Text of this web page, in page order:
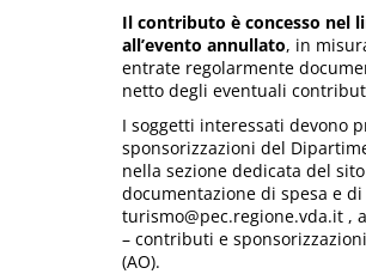
Il contributo è concesso nel
all’evento annullato, in
entrate regolarmente
netto degli eventuali
I soggetti interessati devono
sponsorizzazioni del
nella sezione dedicata del
documentazione di spesa e
turismo@pec.regione.vda.it ,
– contributi e
(AO).